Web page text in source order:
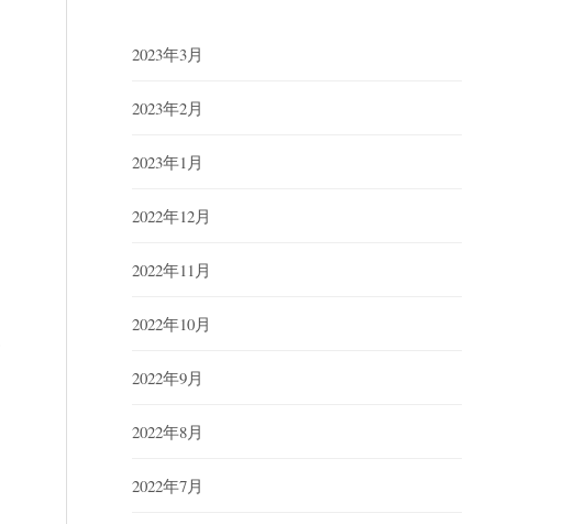
2023年3月
2023年2月
2023年1月
2022年12月
2022年11月
2022年10月
2022年9月
2022年8月
2022年7月